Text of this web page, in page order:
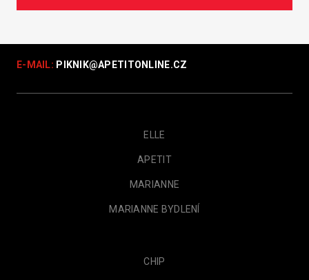
E-MAIL: PIKNIK@APETITONLINE.CZ
ELLE
APETIT
MARIANNE
MARIANNE BYDLENÍ
CHIP